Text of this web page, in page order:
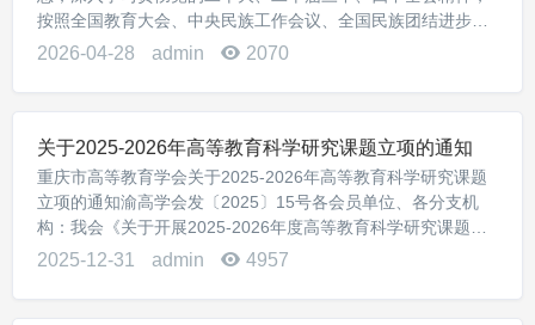
按照全国教育大会、中央民族工作会议、全国民族团结进步表
彰大会的要求，深刻阐释习近平总书记关于加强和改进民族工
2026-04-28 admin 2070
关于2025-2026年高等教育科学研究课题立项的通知
重庆市高等教育学会关于2025-2026年高等教育科学研究课题
立项的通知渝高学会发〔2025〕15号各会员单位、各分支机
构：我会《关于开展2025-2026年度高等教育科学研究课题立
项工作的通知》（渝高学会发〔2025〕6号）发出后，学会秘
2025-12-31 admin 4957